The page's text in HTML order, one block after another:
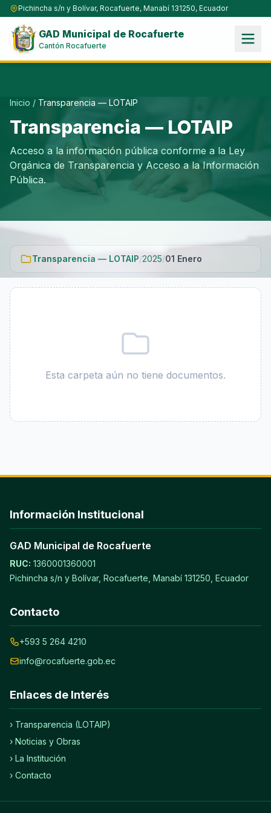
Pichincha s/n y Bolívar, Rocafuerte, Manabí 131250, Ecuador
GAD Municipal de Rocafuerte
Cantón Rocafuerte
Inicio / Transparencia — LOTAIP
Transparencia — LOTAIP
Acceso a la información pública conforme a la Ley
Orgánica de Transparencia y Acceso a la Información
Pública.
Transparencia — LOTAIP/2025/01 Enero
Esta carpeta aún no tiene documentos.
Información Institucional
GAD Municipal de Rocafuerte
RUC: 1360001360001
Pichincha s/n y Bolívar, Rocafuerte, Manabí 131250, Ecuador
Contacto
+593 5 264 4210
info@rocafuerte.gob.ec
Enlaces de Interés
› Transparencia (LOTAIP)
› Noticias y Obras
› La Institución
› Contacto